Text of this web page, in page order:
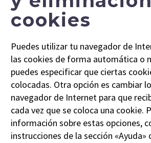
cookies
Puedes utilizar tu navegador de
las cookies de forma automática o
puedes especificar que ciertas
colocadas. Otra opción es cambiar
navegador de Internet para que
cada vez que se coloca una cookie.
información sobre estas opciones,
instrucciones de la sección «Ayuda»